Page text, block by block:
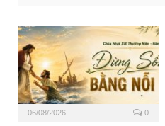
06/08/2026 0